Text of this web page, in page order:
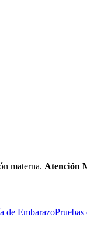
materna. Atención
de EmbarazoPruebas